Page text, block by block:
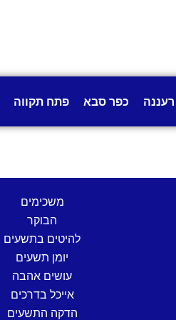
רעננה כפר סבא פתח תקווה
משכימים
הבוקר
להיטים בתשעים
יומן תשעים
עושים אהבה
אייכל בדרכים
הדקה התשעים